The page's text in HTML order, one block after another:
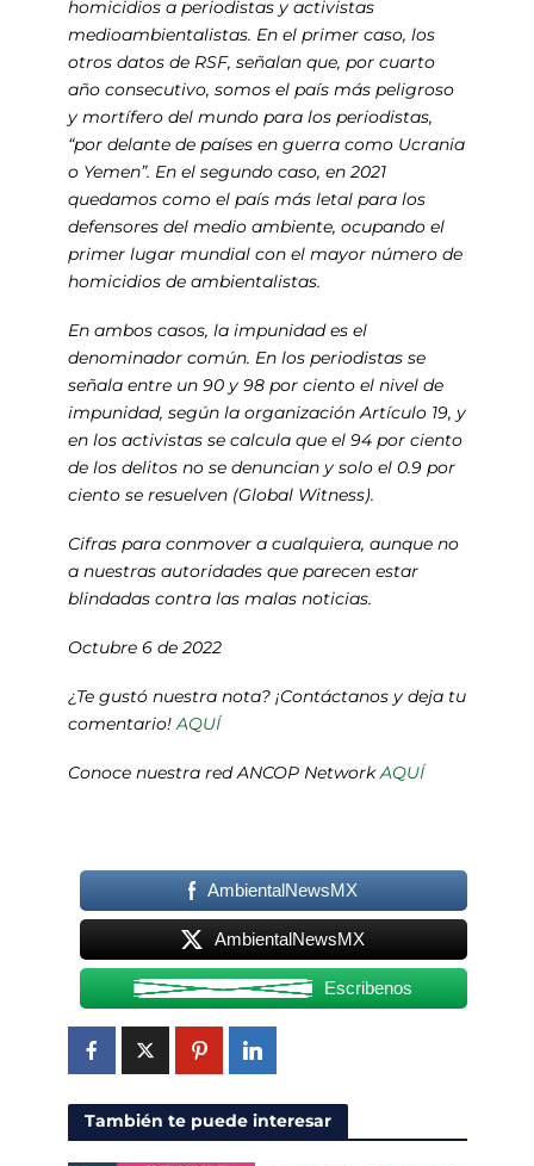
homicidios a periodistas y activistas
medioambientalistas. En el primer caso, los
otros datos de RSF, señalan que, por cuarto
año consecutivo, somos el país más peligroso
y mortífero del mundo para los periodistas,
“por delante de países en guerra como Ucrania
o Yemen”. En el segundo caso, en 2021
quedamos como el país más letal para los
defensores del medio ambiente, ocupando el
primer lugar mundial con el mayor número de
homicidios de ambientalistas.
En ambos casos, la impunidad es el
denominador común. En los periodistas se
señala entre un 90 y 98 por ciento el nivel de
impunidad, según la organización Artículo 19, y
en los activistas se calcula que el 94 por ciento
de los delitos no se denuncian y solo el 0.9 por
ciento se resuelven (Global Witness).
Cifras para conmover a cualquiera, aunque no
a nuestras autoridades que parecen estar
blindadas contra las malas noticias.
Octubre 6 de 2022
¿Te gustó nuestra nota? ¡Contáctanos y deja tu
comentario!AQUÍ
Conoce nuestra red ANCOP NetworkAQUÍ
AmbientalNewsMX
AmbientalNewsMX
Escribenos
También te puede interesar